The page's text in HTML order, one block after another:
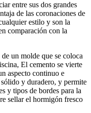
entre sus dos grandes
de las coronaciones de
estilo y son la
comparación con la
un molde que se coloca
El cemento se vierte
aspecto continuo e
y duradero, y permite
y tipos de bordes para la
sellar el hormigón fresco